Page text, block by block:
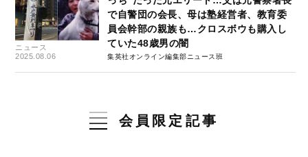
ニュース
2025.08.06
で自警団の会長、母は塾経営者、教育委
員会幹部の親族も…クロスボウも購入し
ていた48歳男の闇
集英社オンライン編集部ニュース班
会員限定記事